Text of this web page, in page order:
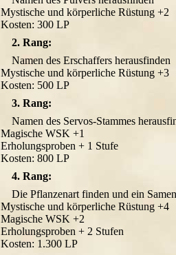
Mystische und körperliche Rüstung +2
Kosten: 300 LP
2. Rang:
Namen des Erschaffers herausfinden
Mystische und körperliche Rüstung +3
Kosten: 500 LP
3. Rang:
Namen des Servos-Stammes
Magische WSK +1
Erholungsproben + 1 Stufe
Kosten: 800 LP
4. Rang:
Die Pflanzenart finden und ein
Mystische und körperliche Rüstung +4
Magische WSK +2
Erholungsproben + 2 Stufen
Kosten: 1.300 LP